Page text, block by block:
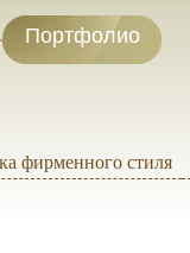
Портфолио
фирменного стиля